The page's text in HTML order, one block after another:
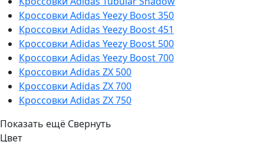
Кроссовки Adidas Yeezy Boost 350
Кроссовки Adidas Yeezy Boost 451
Кроссовки Adidas Yeezy Boost 500
Кроссовки Adidas Yeezy Boost 700
Кроссовки Adidas ZX 500
Кроссовки Adidas ZX 700
Кроссовки Adidas ZX 750
Показать ещё Свернуть
Цвет